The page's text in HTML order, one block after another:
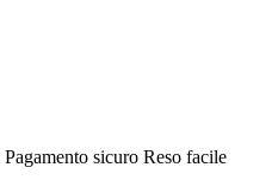
Pagamento sicuro Reso facile